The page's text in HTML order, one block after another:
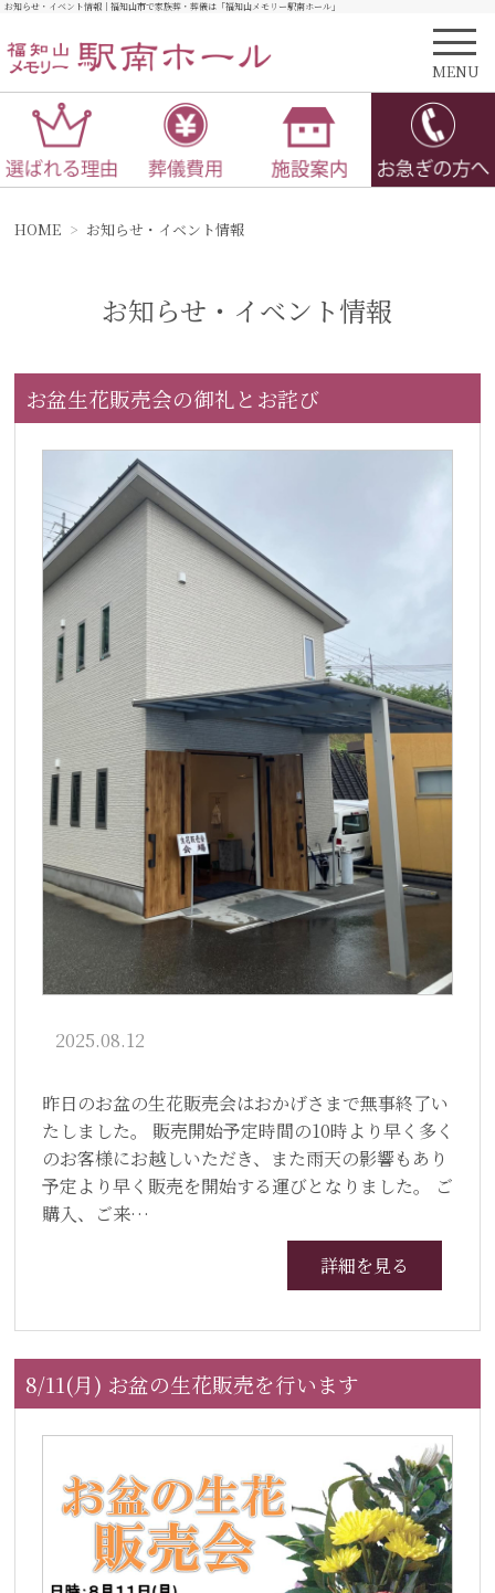
お知らせ・イベント情報｜福知山市で家族葬・葬儀は「福知山メモリー駅南ホール」
MENU
HOME お知らせ・イベント情報
お知らせ・イベント情報
お盆生花販売会の御礼とお詫び
2025.08.12
昨日のお盆の生花販売会はおかげさまで無事終了い
たしました。 販売開始予定時間の10時より早く多く
のお客様にお越しいただき、また雨天の影響もあり
予定より早く販売を開始する運びとなりました。 ご
購入、ご来…
詳細を見る
8/11(月) お盆の生花販売を行います